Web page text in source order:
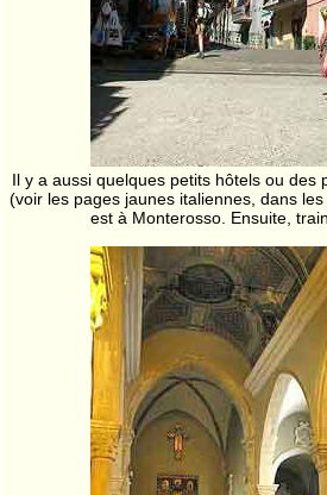
Il y a aussi quelques petits hôtels ou des
(voir les pages jaunes italiennes, dans
est à Monterosso. Ensuite,